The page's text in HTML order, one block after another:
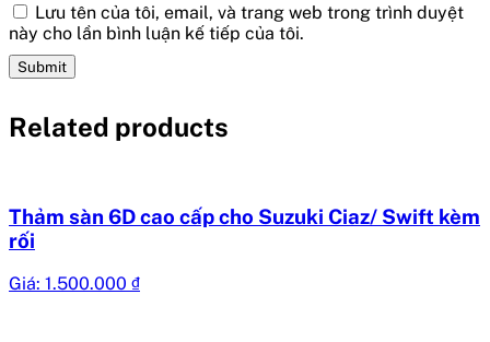
Lưu tên của tôi, email, và trang web trong trình duyệt
này cho lần bình luận kế tiếp của tôi.
Related products
Thảm sàn 6D cao cấp cho Suzuki Ciaz/ Swift kèm
rối
Giá: 1.500.000 ₫